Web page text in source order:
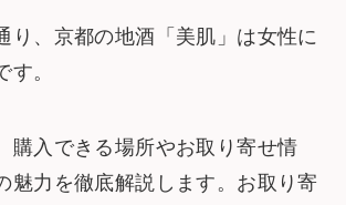
り、京都の地酒「美肌」は女性に
す。
購入できる場所やお取り寄せ情
魅力を徹底解説します。お取り寄